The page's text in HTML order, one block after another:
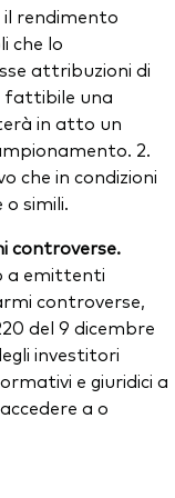
il rendimento
che lo
attribuzioni di
fattibile una
in atto un
2.
che in condizioni
simili.
controverse.
a emittenti
controverse,
del 9 dicembre
investitori
e giuridici a
a o